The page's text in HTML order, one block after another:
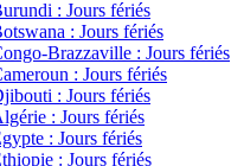
: Jours fériés
: Jours fériés
Brazzaville : Jours fériés
: Jours fériés
: Jours fériés
: Jours fériés
: Jours fériés
: Jours fériés